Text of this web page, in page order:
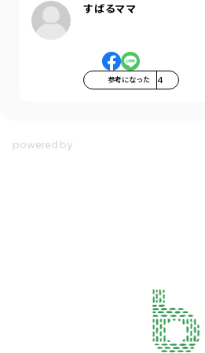
すばるママ
参考になった 4